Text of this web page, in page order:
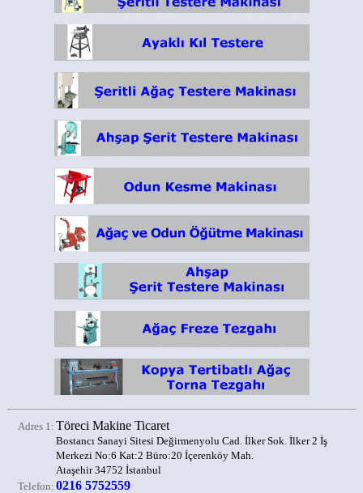
Adres 1: Töreci Makine Ticaret
Bostancı Sanayi Sitesi Değirmenyolu Cad. İlker Sok. İlker 2 İş
Merkezi No:6 Kat:2 Büro:20 İçerenköy Mah.
Ataşehir 34752 İstanbul
Telefon: 0216 5752559